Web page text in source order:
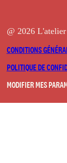
@ 2026
CONDITIONS
POLITIQUE DE
MODIFIER MES